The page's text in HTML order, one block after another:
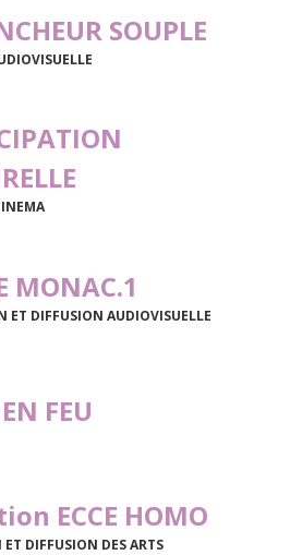
SOUPLE
MONAC.1
ET DIFFUSION AUDIOVISUELLE
FEU
ECCE HOMO
DIFFUSION DES ARTS